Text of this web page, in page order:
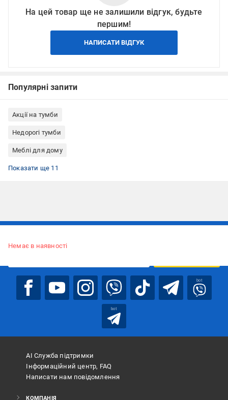
На цей товар ще не залишили відгук, будьте
першим!
НАПИСАТИ ВІДГУК
Популярні запити
Акції на тумби
Недорогі тумби
Меблі для дому
Меблі для вітальні
Тумби для спальні
Тумби для вітальні
Тумби для дому
Тумби для зберігання
Тумби металеві
Тумби прямокутні
Приліжкові тумби
Приліжкові тумби на металевому каркасі
Тумби підлогові
Тумби на 1 ящик
Показати ще 11
Немає в наявності
bot
bot
АІ Служба підтримки
Інформаційний центр, FAQ
Написати нам повідомлення
КОМПАНІЯ